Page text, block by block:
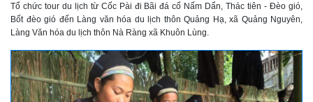
Tổ chức tour du lịch từ Cốc Pài đi Bãi đá cổ Nấm Dẩn, Thác tiên - Đèo gió,
Bốt đèo gió đến Làng văn hóa du lịch thôn Quảng Hạ, xã Quảng Nguyên,
Làng Văn hóa du lịch thôn Nà Ràng xã Khuôn Lùng.